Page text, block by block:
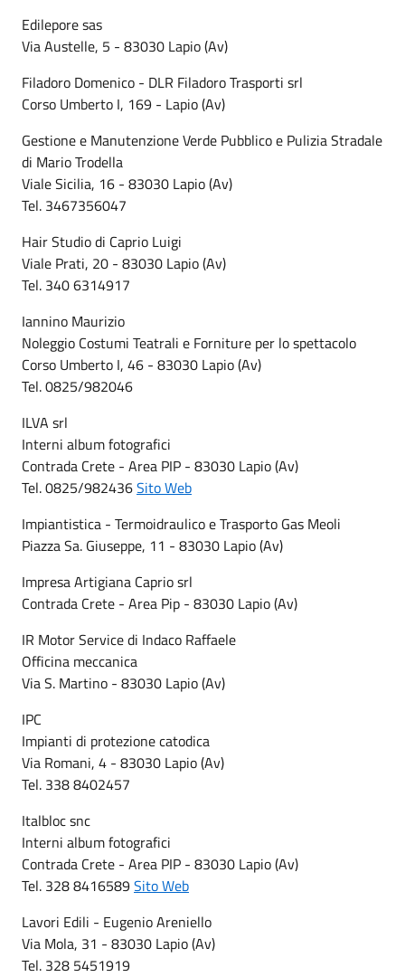
Edilepore sas
Via Austelle, 5 - 83030 Lapio (Av)
Filadoro Domenico - DLR Filadoro Trasporti srl
Corso Umberto I, 169 - Lapio (Av)
Gestione e Manutenzione Verde Pubblico e Pulizia Stradale
di Mario Trodella
Viale Sicilia, 16 - 83030 Lapio (Av)
Tel. 3467356047
Hair Studio di Caprio Luigi
Viale Prati, 20 - 83030 Lapio (Av)
Tel. 340 6314917
Iannino Maurizio
Noleggio Costumi Teatrali e Forniture per lo spettacolo
Corso Umberto I, 46 - 83030 Lapio (Av)
Tel. 0825/982046
ILVA srl
Interni album fotografici
Contrada Crete - Area PIP - 83030 Lapio (Av)
Tel. 0825/982436Sito Web
Impiantistica - Termoidraulico e Trasporto Gas Meoli
Piazza Sa. Giuseppe, 11 - 83030 Lapio (Av)
Impresa Artigiana Caprio srl
Contrada Crete - Area Pip - 83030 Lapio (Av)
IR Motor Service di Indaco Raffaele
Officina meccanica
Via S. Martino - 83030 Lapio (Av)
IPC
Impianti di protezione catodica
Via Romani, 4 - 83030 Lapio (Av)
Tel. 338 8402457
Italbloc snc
Interni album fotografici
Contrada Crete - Area PIP - 83030 Lapio (Av)
Tel. 328 8416589Sito Web
Lavori Edili - Eugenio Areniello
Via Mola, 31 - 83030 Lapio (Av)
Tel. 328 5451919